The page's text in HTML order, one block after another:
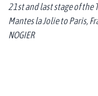
21st and last stage of the
Mantes la Jolie to Paris,
NOGIER